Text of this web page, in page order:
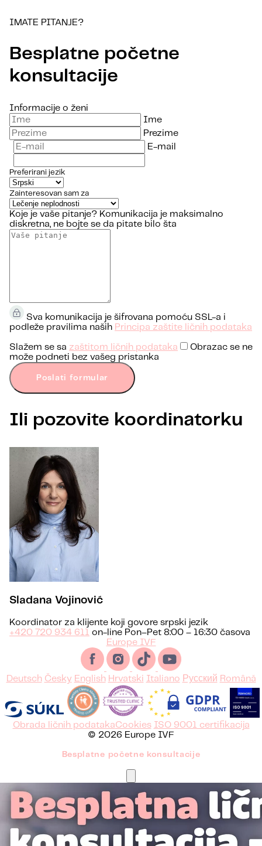
IMATE PITANJE?
Besplatne početne
konsultacije
Informacije o ženi
Ime
Prezime
E-mail
Preferirani jezik
Zainteresovan sam za
Koje je vaše pitanje? Komunikacija je maksimalno
diskretna, ne bojte se da pitate bilo šta
Sva komunikacija je šifrovana pomoću SSL-a i
podleže pravilima naših Principa zaštite ličnih podataka
Slažem se sa zaštitom ličnih podataka
Obrazac se ne
može podneti bez vašeg pristanka
Poslati formular
Ili pozovite koordinatorku
Sladana Vojinović
Koordinator za klijente koji govore srpski jezik
+420 720 934 611 on-line Pon–Pet 8:00 – 16:30 časova
Europe IVF
Deutsch Česky English Hrvatski Italiano Русский Română
Obrada ličnih podatakaCookies ISO 9001 certifikacija
© 2026 Europe IVF
Besplatne početne konsultacije